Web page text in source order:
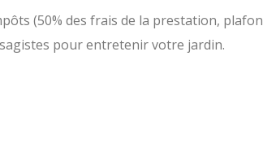
(50% des frais de la prestation,
pour entretenir votre jardin.